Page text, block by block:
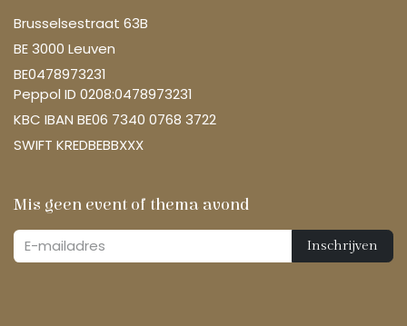
Brusselsestraat 63B
BE 3000 Leuven
BE0478973231
Peppol ID 0208:0478973231
KBC IBAN BE06 7340 0768 3722
SWIFT KREDBEBBXXX
Mis geen event of thema avond
Inschrijven